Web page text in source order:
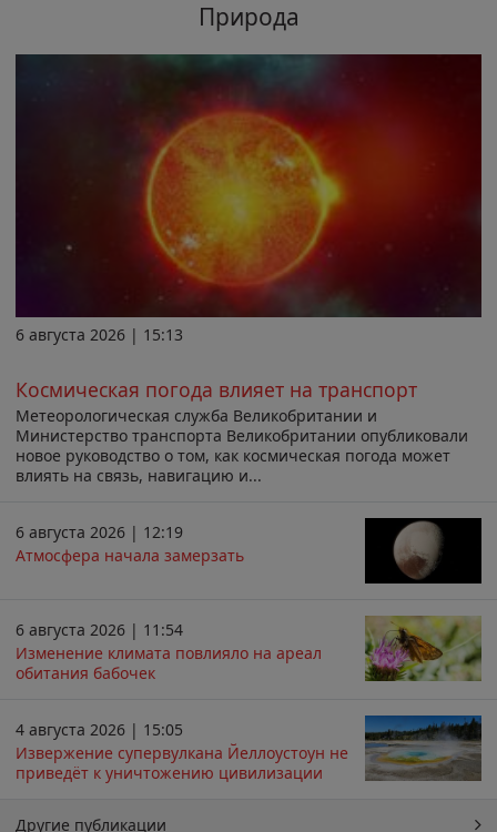
Природа
6 августа 2026 | 15:13
Космическая погода влияет на транспорт
Метеорологическая служба Великобритании и
Министерство транспорта Великобритании опубликовали
новое руководство о том, как космическая погода может
влиять на связь, навигацию и...
6 августа 2026 | 12:19
Атмосфера начала замерзать
6 августа 2026 | 11:54
Изменение климата повлияло на ареал
обитания бабочек
4 августа 2026 | 15:05
Извержение супервулкана Йеллоустоун не
приведёт к уничтожению цивилизации
Другие публикации